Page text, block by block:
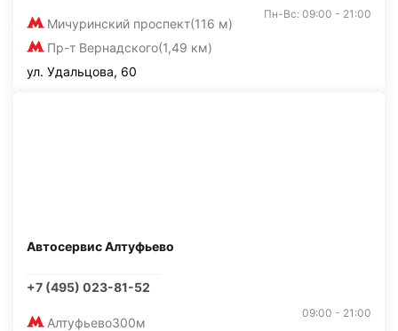
Мичуринский проспект(116 м)
Пр-т Вернадского(1,49 км)
Пн-Вс: 09:00 - 21:00
ул. Удальцова, 60
Автосервис Алтуфьево
+7 (495) 023-81-52
Алтуфьево300м
09:00 - 21:00